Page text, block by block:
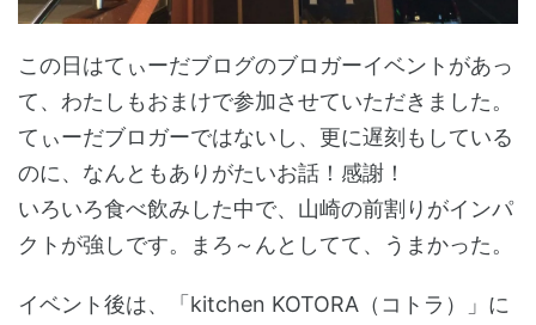
この日はてぃーだブログのブロガーイベントがあっ
て、わたしもおまけで参加させていただきました。
てぃーだブロガーではないし、更に遅刻もしている
のに、なんともありがたいお話！感謝！
いろいろ食べ飲みした中で、山崎の前割りがインパ
クトが強しです。まろ～んとしてて、うまかった。
イベント後は、「kitchen KOTORA（コトラ）」に